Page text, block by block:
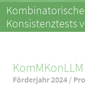
Konsistenztests
KomMKonLLM
Förderjahr 2024 /